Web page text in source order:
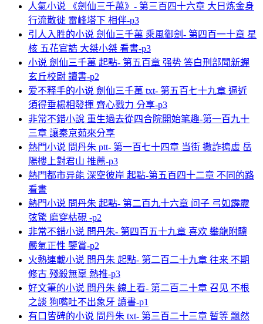
人氣小说 《劍仙三千萬》- 第三百四十六章 大日炼金身
行流散徙 雷峰塔下 相伴-p3
引人入胜的小说 劍仙三千萬 乘風御劍- 第四百一十章 星
核 五花官誥 大桀小桀 看書-p3
小说 劍仙三千萬 起點- 第五百章 强势 答白刑部聞新蟬
玄丘校尉 讀書-p2
爱不释手的小说 劍仙三千萬 txt- 第五百七十九章 逼近
須得垂楊相發揮 齊心戮力 分享-p3
非常不錯小說 重生過去從四合院開始笔趣-第一百九十
三章 讓秦京茹來分享
熱門小说 問丹朱 ptt- 第一百七十四章 当街 撒詐搗虛 岳
陽樓上對君山 推薦-p3
熱門都市异能 深空彼岸 起點-第五百四十二章 不同的路
看書
熱門小说 問丹朱 起點- 第二百九十六章 问子 弓如霹靂
弦驚 磨穿枯硯 -p2
非常不錯小说 問丹朱- 第四百五十九章 喜欢 攀龍附驥
嚴氣正性 鑒賞-p2
火熱連載小说 問丹朱 起點- 第二百二十九章 往来 不期
修古 殘殺無辜 熱推-p3
好文筆的小说 問丹朱 線上看- 第二百二十章 召见 不根
之談 狗嘴吐不出象牙 讀書-p1
有口皆碑的小说 問丹朱 txt- 第三百二十三章 暂等 飄然